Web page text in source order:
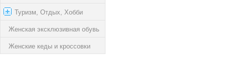
Туризм, Отдых, Хобби
Женская эксклюзивная обувь
Женские кеды и кроссовки